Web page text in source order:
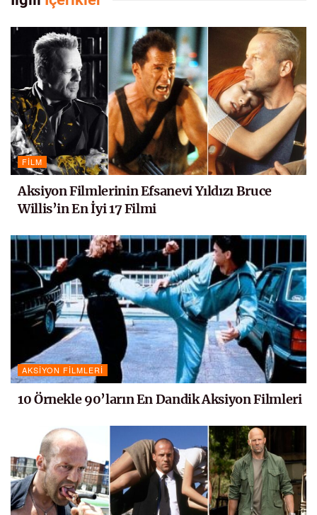
FILM
Aksiyon Filmlerinin Efsanevi Yıldızı Bruce
Willis’in En İyi 17 Filmi
AKSIYON FILMLERI
10 Örnekle 90’ların En Dandik Aksiyon Filmleri